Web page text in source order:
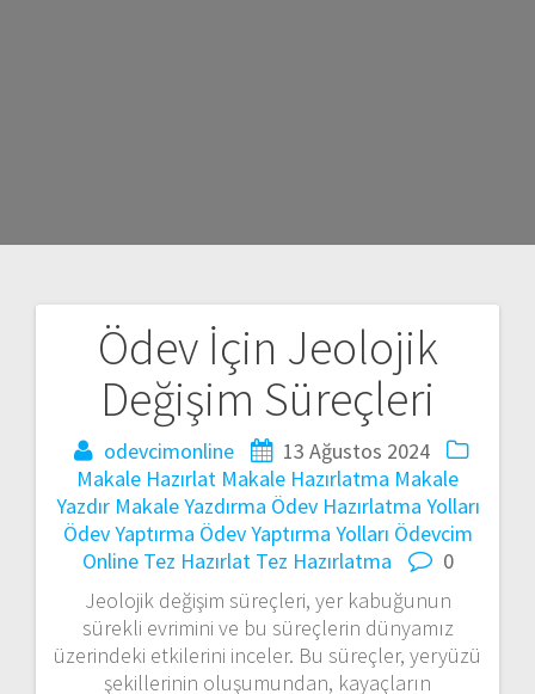
Ödev İçin Jeolojik
Değişim Süreçleri
odevcimonline
13 Ağustos 2024
Makale Hazırlat Makale Hazırlatma Makale
Yazdır Makale Yazdırma Ödev Hazırlatma Yolları
Ödev Yaptırma Ödev Yaptırma Yolları Ödevcim
Online Tez Hazırlat Tez Hazırlatma
0
Jeolojik değişim süreçleri, yer kabuğunun
sürekli evrimini ve bu süreçlerin dünyamız
üzerindeki etkilerini inceler. Bu süreçler, yeryüzü
şekillerinin oluşumundan, kayaçların
Yazı
gezinmesi